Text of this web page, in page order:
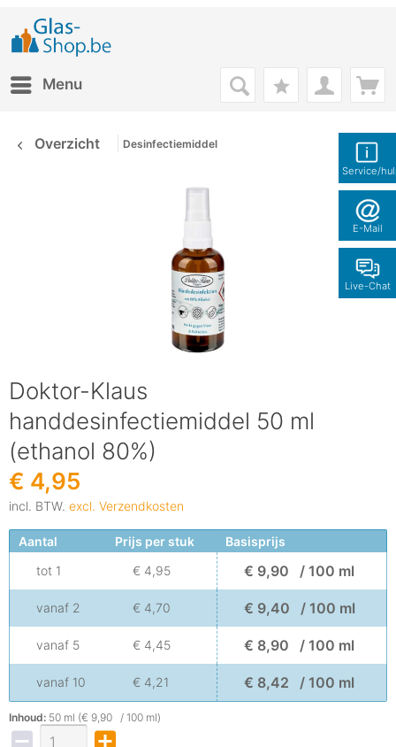
Service/
E-Mail
Live-Chat
Menu
Overzicht Desinfectiemiddel
Doktor-Klaus
handdesinfectiemiddel 50 ml
(ethanol 80%)
€ 4,95
incl. BTW. excl. Verzendkosten
Aantal Prijs per stuk
Basisprijs
tot 1 € 4,95 € 9,90 / 100 ml
vanaf 2 € 4,70 € 9,40 / 100 ml
vanaf 5 € 4,45 € 8,90 / 100 ml
vanaf 10 € 4,21 € 8,42 / 100 ml
Inhoud: 50 ml (€ 9,90 / 100 ml)